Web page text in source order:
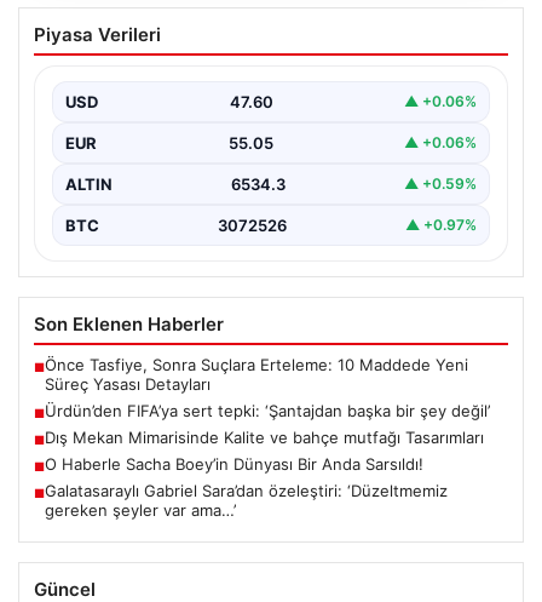
Ürdün’den FIFA’ya sert tepki: ‘Şantajdan
başka bir şey değil’
Piyasa Verileri
USD 47.60 ▲ +0.06%
EUR 55.05 ▲ +0.06%
ALTIN 6534.3 ▲ +0.59%
BTC 3072526 ▲ +0.97%
Son Eklenen Haberler
■Önce Tasfiye, Sonra Suçlara Erteleme: 10 Maddede Yeni
Süreç Yasası Detayları
■Ürdün’den FIFA’ya sert tepki: ‘Şantajdan başka bir şey değil’
■Dış Mekan Mimarisinde Kalite ve bahçe mutfağı Tasarımları
■O Haberle Sacha Boey’in Dünyası Bir Anda Sarsıldı!
■Galatasaraylı Gabriel Sara’dan özeleştiri: ‘Düzeltmemiz
gereken şeyler var ama…’
Güncel